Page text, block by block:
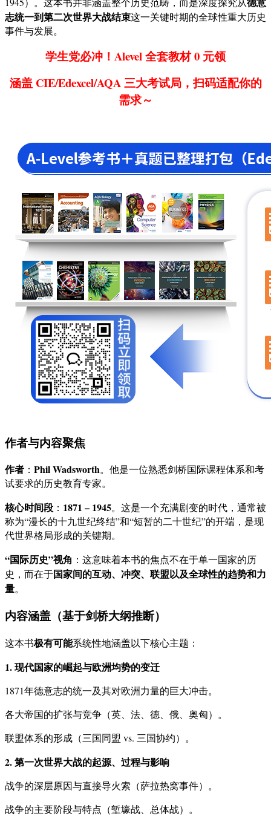
志统一到第二次世界大战结束这一关键时期的全球性重大历史
事件与发展。
学生党必冲！Alevel 全套教材 0 元领
涵盖 CIE/Edexcel/AQA 三大考试局，扫码适配你的
需求～
作者与内容聚焦
作者 ： Phil Wadsworth。他是一位熟悉剑桥国际课程体系和考
试要求的历史教育专家。
核心时间段 ： 1871 – 1945。这是一个充满剧变的时代，通常被
称为“漫长的十九世纪终结”和“短暂的二十世纪”的开端，是现
代世界格局形成的关键期。
“国际历史”视角 ：这意味着本书的焦点不在于单一国家的历
史，而在于国家间的互动、冲突、联盟以及全球性的趋势和力
量。
内容涵盖（基于剑桥大纲推断）
这本书极有可能系统性地涵盖以下核心主题：
1. 现代国家的崛起与欧洲均势的变迁
1871年德意志的统一及其对欧洲力量的巨大冲击。
各大帝国的扩张与竞争（英、法、德、俄、奥匈）。
联盟体系的形成（三国同盟 vs. 三国协约）。
2. 第一次世界大战的起源、过程与影响
战争的深层原因与直接导火索（萨拉热窝事件）。
战争的主要阶段与特点（堑壕战、总体战）。